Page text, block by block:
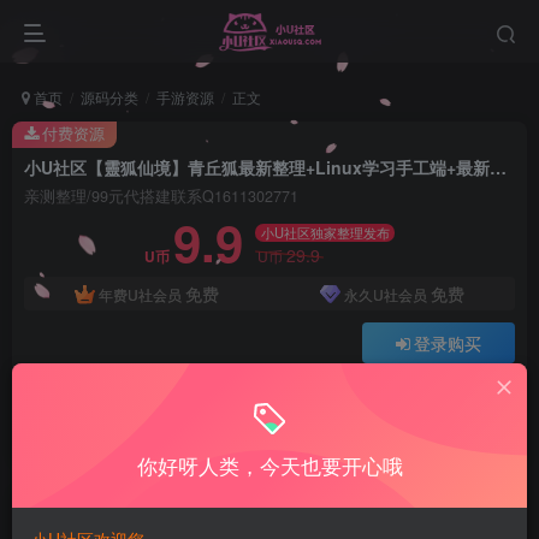
首页 源码分类 手游资源 正文
小U社区【靈狐仙境】青丘狐最新整理+Linux学习手工端+最新官方更新补丁+配套主页+GM授权后台+搭建视频
亲测整理/99元代搭建联系Q1611302771
U币 9.9 小U社区独家整理发布
U币29.9
年费U社会员 免费 永久U社会员 免费
登录购买
Q:1337861109 V:ywsy663
小U站长亲测整理如有问题联系Q1337861109
付费资源
你好呀人类，今天也要开心哦